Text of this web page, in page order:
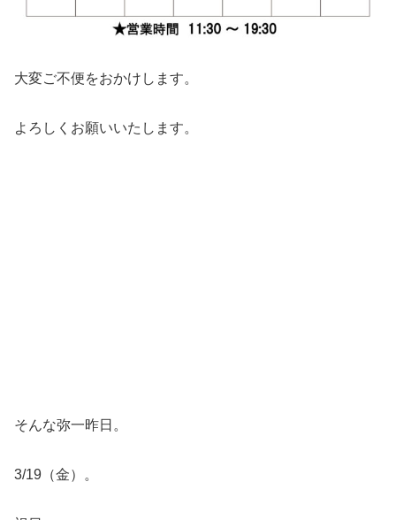
大変ご不便をおかけします。
よろしくお願いいたします。
そんな弥一昨日。
3/19（金）。